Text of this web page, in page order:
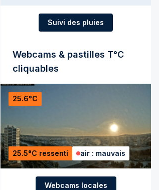
Suivi des pluies
Webcams & pastilles T°C
cliquables
25.6°C
25.5°C ressenti air : mauvais
Webcams locales